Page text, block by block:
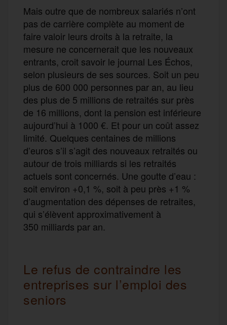
Mais outre que de nombreux salariés n’ont
pas de carrière complète au moment de
faire valoir leurs droits à la retraite, la
mesure ne concernerait que les nouveaux
entrants, croit savoir le journal Les Échos,
selon plusieurs de ses sources. Soit un peu
plus de 600 000 personnes par an, au lieu
des plus de 5 millions de retraités sur près
de 16 millions, dont la pension est inférieure
aujourd’hui à 1000 €. Et pour un coût assez
limité. Quelques centaines de millions
d’euros s’il s’agit des nouveaux retraités ou
autour de trois milliards si les retraités
actuels sont concernés. Une goutte d’eau :
soit environ +0,1 %, soit à peu près +1 %
d’augmentation des dépenses de retraites,
qui s’élèvent approximativement à
350 milliards par an.
Le refus de contraindre les
entreprises sur l’emploi des
seniors